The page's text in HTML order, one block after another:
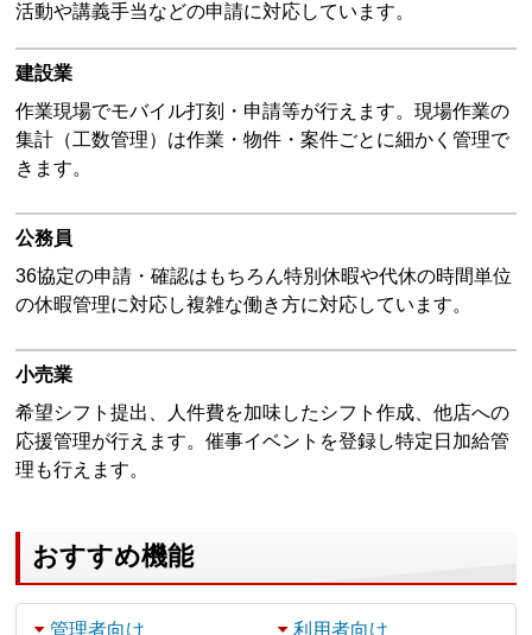
活動や講義手当などの申請に対応しています。
建設業
作業現場でモバイル打刻・申請等が行えます。現場作業の
集計（工数管理）は作業・物件・案件ごとに細かく管理で
きます。
公務員
36協定の申請・確認はもちろん特別休暇や代休の時間単位
の休暇管理に対応し複雑な働き方に対応しています。
小売業
希望シフト提出、人件費を加味したシフト作成、他店への
応援管理が行えます。催事イベントを登録し特定日加給管
理も行えます。
おすすめ機能
管理者向け
利用者向け